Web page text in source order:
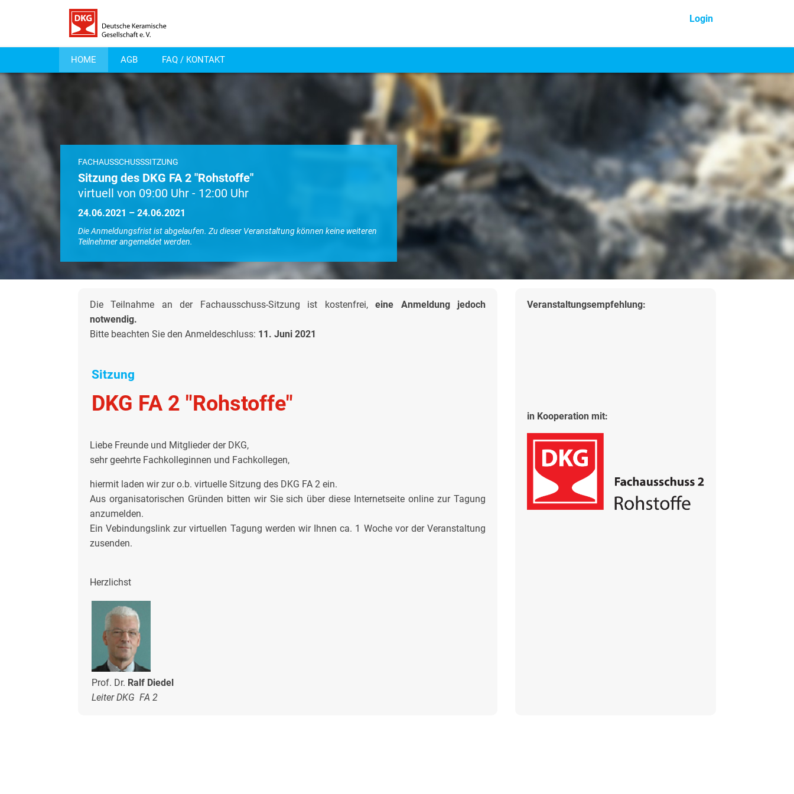
Login
HOME AGB FAQ / KONTAKT
FACHAUSSCHUSSSITZUNG
Sitzung des DKG FA 2 "Rohstoffe"
virtuell von 09:00 Uhr - 12:00 Uhr
24.06.2021 – 24.06.2021
Die Anmeldungsfrist ist abgelaufen. Zu dieser Veranstaltung können keine weiteren
Teilnehmer angemeldet werden.
Die Teilnahme an der Fachausschuss-Sitzung ist kostenfrei,eine Anmeldung jedoch
notwendig.
Bitte beachten Sie den Anmeldeschluss: 11. Juni 2021
Sitzung
DKG FA 2 "Rohstoffe"
Liebe Freunde und Mitglieder der DKG,
sehr geehrte Fachkolleginnen und Fachkollegen,
hiermit laden wir zur o.b. virtuelle Sitzung des DKG FA 2 ein.
Aus organisatorischen Gründen bitten wir Sie sich über diese Internetseite online zur Tagung
anzumelden.
Ein Vebindungslink zur virtuellen Tagung werden wir Ihnen ca. 1 Woche vor der Veranstaltung
zusenden.
Herzlichst
Prof. Dr. Ralf Diedel
Leiter DKG FA 2
Veranstaltungsempfehlung:
in Kooperation mit: